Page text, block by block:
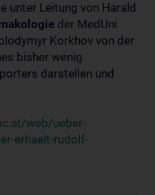
unter Leitung von Harald
der MedUni
Korkhov von der
bisher wenig
darstellen und
web/ueber-
erhaelt-rudolf-